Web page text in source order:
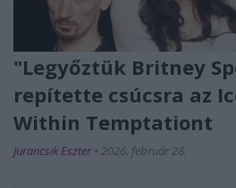
"Legyőztük Britney
repítette csúcsra az
Within Temptationt
Jurancsik Eszter • 2026. február 28.